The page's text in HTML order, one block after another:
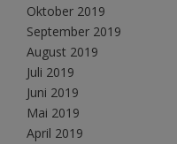
Oktober 2019
September 2019
August 2019
Juli 2019
Juni 2019
Mai 2019
April 2019